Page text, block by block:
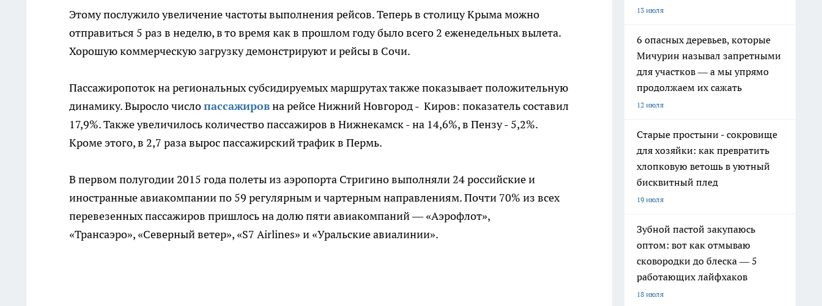
Этому послужило увеличение частоты выполнения рейсов. Теперь в столицу Крыма можно
отправиться 5 раз в неделю, в то время как в прошлом году было всего 2 еженедельных вылета.
Хорошую коммерческую загрузку демонстрируют и рейсы в Сочи.
Пассажиропоток на региональных субсидируемых маршрутах также показывает положительную
динамику. Выросло числопассажировна рейсе Нижний Новгород - Киров: показатель составил
17,9%. Также увеличилось количество пассажиров в Нижнекамск - на 14,6%, в Пензу - 5,2%.
Кроме этого, в 2,7 раза вырос пассажирский трафик в Пермь.
В первом полугодии 2015 года полеты из аэропорта Стригино выполняли 24 российские и
иностранные авиакомпании по 59 регулярным и чартерным направлениям. Почти 70% из всех
перевезенных пассажиров пришлось на долю пяти авиакомпаний — «Аэрофлот»,
«Трансаэро», «Северный ветер», «S7 Airlines» и «Уральские авиалинии».
13 июля
6 опасных деревьев, которые
Мичурин называл запретными
для участков — а мы упрямо
продолжаем их сажать
12 июля
Старые простыни - сокровище
для хозяйки: как превратить
хлопковую ветошь в уютный
бисквитный плед
19 июля
Зубной пастой закупаюсь
оптом: вот как отмываю
сковородки до блеска — 5
работающих лайфхаков
18 июля